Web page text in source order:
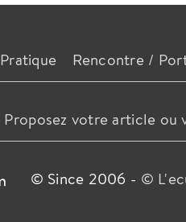
Pratique Rencontre /
Proposez votre article ou
© Since 2006 - ©